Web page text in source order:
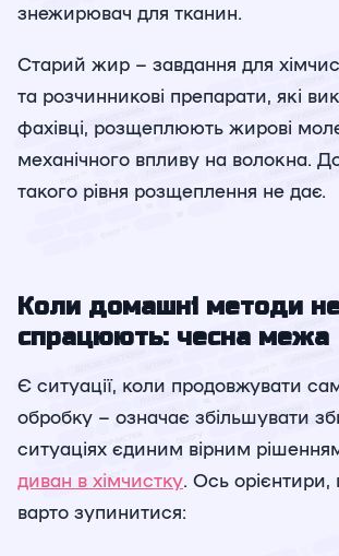
знежирювач для тканин.
Старий жир – завдання для
та розчинникові препарати, які
фахівці, розщеплюють жирові
механічного впливу на волокна.
такого рівня розщеплення не дає.
Коли домашні методи
спрацюють: чесна межа
Є ситуації, коли продовжувати
обробку – означає збільшувати
ситуаціях єдиним вірним
диван в хімчистку . Ось орієнтири,
варто зупинитися: